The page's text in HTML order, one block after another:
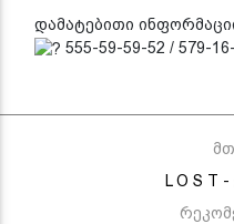
დამატებითი
555-59-59-52 / 579-
L O S T